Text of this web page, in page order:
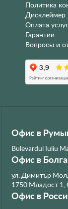
Политика
Дисклеймер
Оплата услуг
Гарантии
Вопросы и
Офис в
Bulevardul Iuliu
Офис в
ул. Димитър
1750 Младост 1,
Офис в